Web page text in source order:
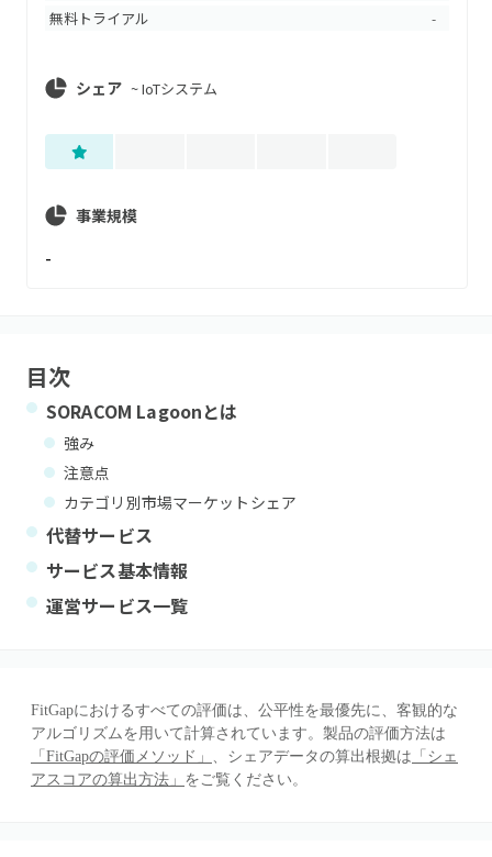
無料トライアル -
シェア ~IoTシステム
事業規模
-
目次
SORACOM Lagoonとは
強み
注意点
カテゴリ別市場マーケットシェア
代替サービス
サービス基本情報
運営サービス一覧
FitGapにおけるすべての評価は、公平性を最優先に、客観的な
アルゴリズムを用いて計算されています。製品の評価方法は
「FitGapの評価メソッド」 、シェアデータの算出根拠は 「シェ
アスコアの算出方法」 をご覧ください。